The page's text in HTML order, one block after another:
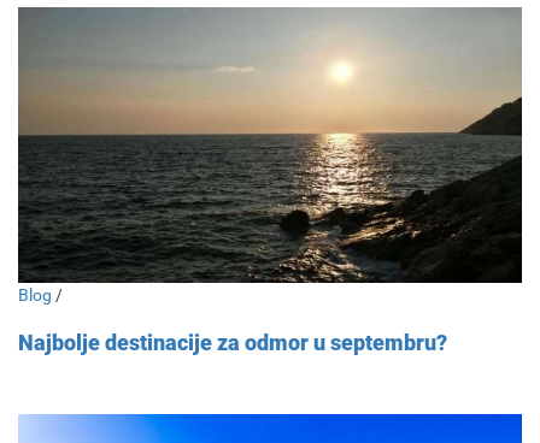
Blog /
Najbolje destinacije za odmor u septembru?